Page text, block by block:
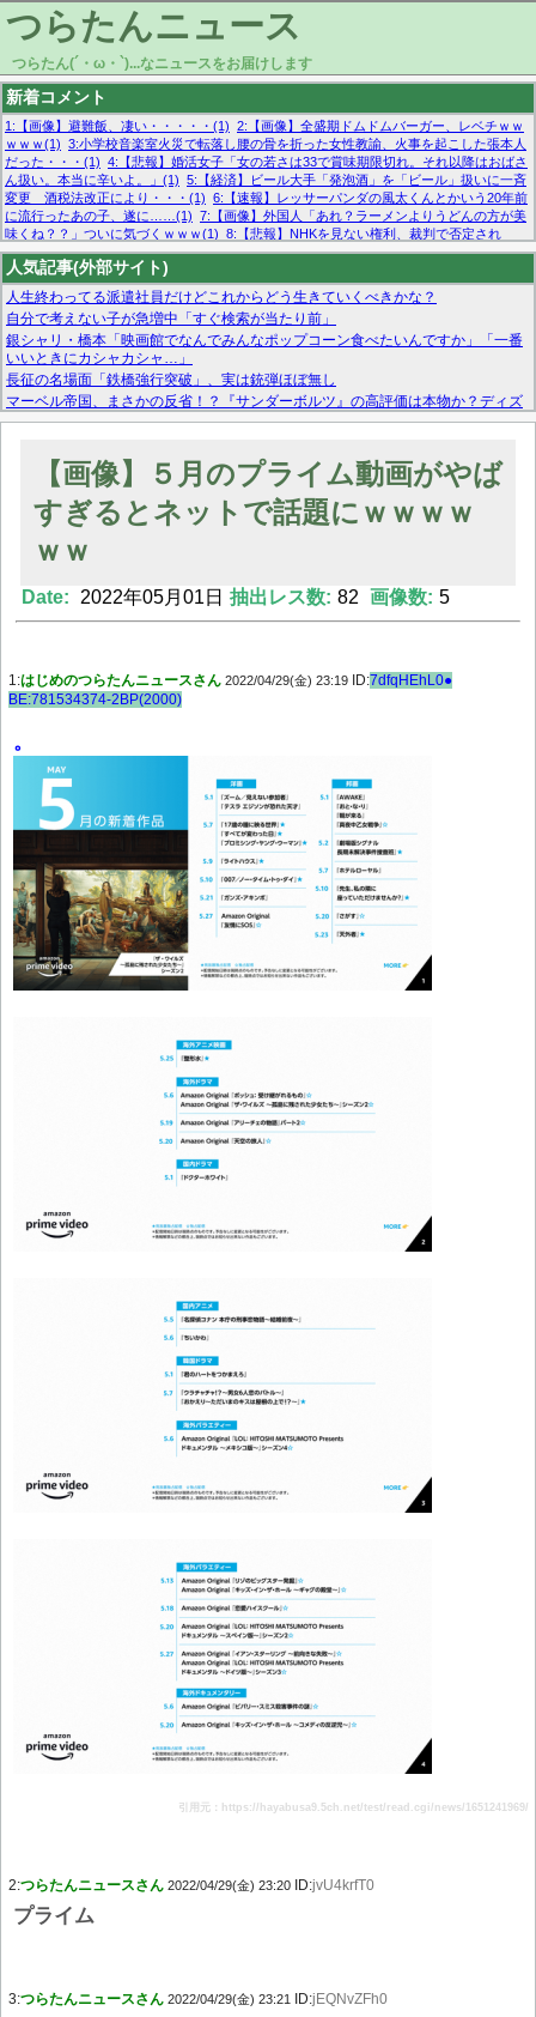
つらたんニュース
つらたん(´・ω・`)...なニュースをお届けします
新着コメント
1:【画像】避難飯、凄い・・・・・(1) 2:【画像】全盛期ドムドムバーガー、レベチｗｗ
ｗｗｗ(1) 3:小学校音楽室火災で転落し腰の骨を折った女性教諭、火事を起こした張本人
だった・・・(1) 4:【悲報】婚活女子「女の若さは33で賞味期限切れ。それ以降はおばさ
ん扱い。本当に辛いよ。」(1) 5:【経済】ビール大手「発泡酒」を「ビール」扱いに一斉
変更 酒税法改正により・・・(1) 6:【速報】レッサーパンダの風太くんとかいう20年前
に流行ったあの子、遂に……(1) 7:【画像】外国人「あれ？ラーメンよりうどんの方が美
味くね？？」ついに気づくｗｗｗ(1) 8:【悲報】NHKを見ない権利、裁判で否定され
る・・・(1) 9:欧州委員長「原発縮小は間違いでした」(1) 10:【悲報】日本企業の人手不
足、限界突破 52%「正社員も足りてません…」(1)
人気記事(外部サイト)
人生終わってる派遣社員だけどこれからどう生きていくべきかな？
自分で考えない子が急増中「すぐ検索が当たり前」
銀シャリ・橋本「映画館でなんでみんなポップコーン食べたいんですか」「一番
いいときにカシャカシャ…」
長征の名場面「鉄橋強行突破」、実は銃弾ほぼ無し
マーベル帝国、まさかの反省！？『サンダーボルツ』の高評価は本物か？ディズ
ニーCEOの「量より質」宣言の裏で渦巻くファンの本音とMCUの未来を徹底考
【モー娘。石田亜佑美】ファーストテイク出演も新規獲得ならず？北川莉央が1
【画像あり】FacebookとかTwitterで拾ったエロ画像貼ってくよ
Powered by livedoor 相互RSS
【画像】５月のプライム動画がやば
すぎるとネットで話題にｗｗｗｗ
ｗｗ
Date: 2022年05月01日 抽出レス数: 82 画像数: 5
1:はじめのつらたんニュースさん 2022/04/29(金) 23:19 ID:7dfqHEhL0●
BE:781534374-2BP(2000)
。
引用元：https://hayabusa9.5ch.net/test/read.cgi/news/1651241969/
2:つらたんニュースさん 2022/04/29(金) 23:20 ID:jvU4krfT0
プライム
3:つらたんニュースさん 2022/04/29(金) 23:21 ID:jEQNvZFh0